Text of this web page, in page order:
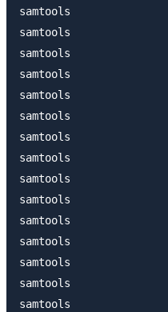
samtools
samtools
samtools
samtools
samtools
samtools
samtools
samtools
samtools
samtools
samtools
samtools
samtools
samtools
samtools